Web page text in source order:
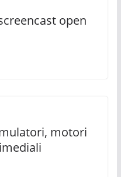
open
motori